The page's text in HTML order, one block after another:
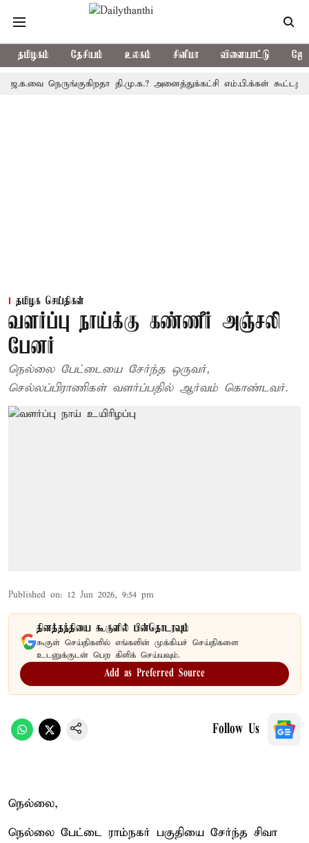
தமிழகம் தேசியம் உலகம் சினிமா விளையாட்டு
நெருங்குகிறதா தி.மு.க.? அனைத்துக்கட்சி எம்.பி.க்கள் கூட்டத்தை
தமிழக செய்திகள்
வளர்ப்பு நாய்க்கு கண்ணீர் அஞ்சலி
பேனர்
நெல்லை பேட்டையை சேர்ந்த ஒருவர்,
செல்லப்பிராணிகள் வளர்ப்பதில் ஆர்வம் கொண்டவர்.
Published on: 12 Jun 2026, 9:54 pm
தினத்தந்தியை கூகுளில் பின்தொடரவும்
கூகுள் செய்திகளில் எங்களின் முக்கியச் செய்திகளை
உடனுக்குடன் பெற கிளிக் செய்யவும்.
Add as Preferred Source
Follow Us
நெல்லை,
நெல்லை பேட்டை ராம்நகர் பகுதியை சேர்ந்த சிவா